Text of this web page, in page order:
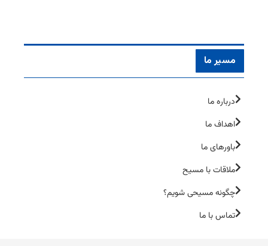
مسیر ما
درباره ما
اهداف ما
باورهای ما
ملاقات با مسیح
چگونه مسیحی شویم؟
تماس با ما